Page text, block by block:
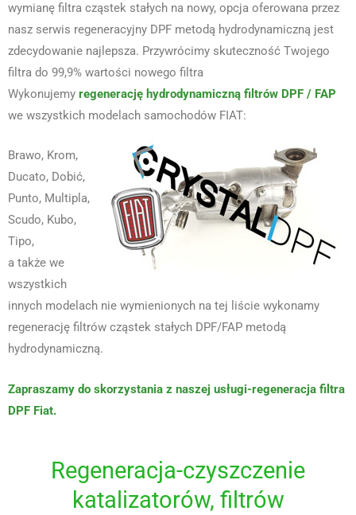
wymianę filtra cząstek stałych na nowy, opcja oferowana przez
nasz serwis regeneracyjny DPF metodą hydrodynamiczną jest
zdecydowanie najlepsza. Przywrócimy skuteczność Twojego
filtra do 99,9% wartości nowego filtra
Wykonujemy regenerację hydrodynamiczną filtrów DPF / FAP
we wszystkich modelach samochodów FIAT:
Brawo, Krom,
Ducato, Dobić,
Punto, Multipla,
Scudo, Kubo,
Tipo,
a także we
wszystkich
innych modelach nie wymienionych na tej liście wykonamy
regenerację filtrów cząstek stałych DPF/FAP metodą
hydrodynamiczną.
Zapraszamy do skorzystania z naszej usługi-regeneracja filtra
DPF Fiat.
Regeneracja-czyszczenie
katalizatorów, filtrów